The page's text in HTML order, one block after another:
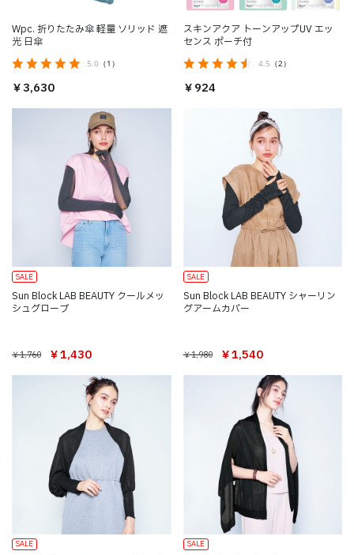
Wpc. 折りたたみ傘 軽量 ソリッド 遮
光 日傘
5.0 （1）
￥3,630
スキンアクア トーンアップUV エッ
センス ポーチ付
4.5 （2）
￥924
SALE
Sun Block LAB BEAUTY クールメッ
シュグローブ
￥1,760 ￥1,430
SALE
Sun Block LAB BEAUTY シャーリン
グアームカバー
￥1,980 ￥1,540
SALE SALE